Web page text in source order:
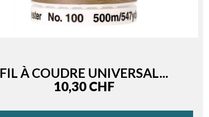
FIL À COUDRE UNIVERSAL...
Price
10,30 CHF